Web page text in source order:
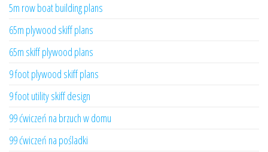
5m row boat building plans
65m plywood skiff plans
65m skiff plywood plans
9 foot plywood skiff plans
9 foot utility skiff design
99 ćwiczeń na brzuch w domu
99 ćwiczeń na pośladki